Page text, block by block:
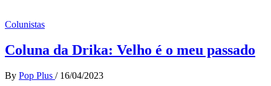
Colunistas
Coluna da Drika: Velho é o meu passado
By Pop Plus / 16/04/2023